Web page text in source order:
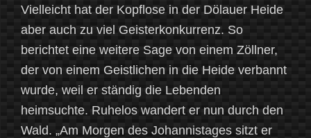
Vielleicht hat der Kopflose in der Dölauer Heide
aber auch zu viel Geisterkonkurrenz. So
berichtet eine weitere Sage von einem Zöllner,
der von einem Geistlichen in die Heide verbannt
wurde, weil er ständig die Lebenden
heimsuchte. Ruhelos wandert er nun durch den
Wald. „Am Morgen des Johannistages sitzt er